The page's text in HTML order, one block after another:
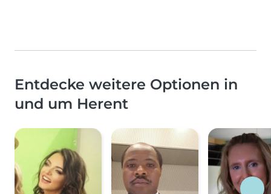
Entdecke weitere Optionen in
und um Herent